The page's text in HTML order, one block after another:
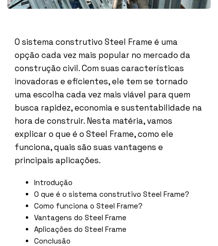
O sistema construtivo Steel Frame é uma
opção cada vez mais popular no mercado da
construção civil. Com suas características
inovadoras e eficientes, ele tem se tornado
uma escolha cada vez mais viável para quem
busca rapidez, economia e sustentabilidade na
hora de construir. Nesta matéria, vamos
explicar o que é o Steel Frame, como ele
funciona, quais são suas vantagens e
principais aplicações.
Introdução
O que é o sistema construtivo Steel Frame?
Como funciona o Steel Frame?
Vantagens do Steel Frame
Aplicações do Steel Frame
Conclusão